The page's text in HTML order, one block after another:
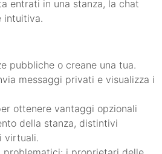
entrati in una stanza, la chat
intuitiva.
pubbliche o creane una tua.
messaggi privati e visualizza i
ottenere vantaggi opzionali
della stanza, distintivi
virtuali.